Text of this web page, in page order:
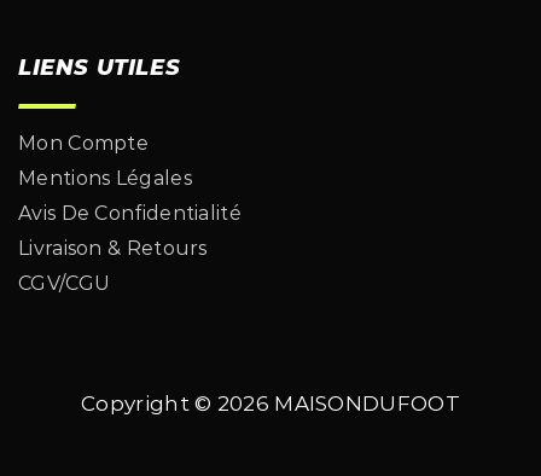
LIENS UTILES
Mon Compte
Mentions Légales
Avis De Confidentialité
Livraison & Retours
CGV/CGU
Copyright © 2026 MAISONDUFOOT